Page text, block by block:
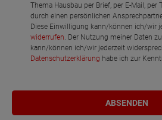
Thema Hausbau per Brief, per E-Mail, per
durch einen persönlichen
Diese Einwilligung kann/können ich/wir
widerrufen. Der Nutzung meiner Daten
kann/können ich/wir jederzeit
Datenschutzerklärung habe ich zur